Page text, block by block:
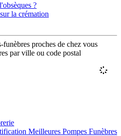
?
la crémation
proches de chez vous
par ville ou code postal
Meilleures Pompes Funèbres